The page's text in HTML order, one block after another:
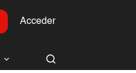
Acceder